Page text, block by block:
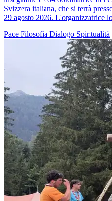
Svizzera italiana, che si terrà
29 agosto 2026. L'organizzatrice
Pace Filosofia Dialogo Spiritualità